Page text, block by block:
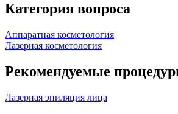
Категория вопроса
Аппаратная косметология
Лазерная косметология
Рекомендуемые
Лазерная эпиляция лица